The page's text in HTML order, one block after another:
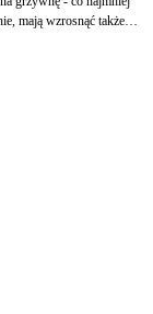
mają wzrosnąć także